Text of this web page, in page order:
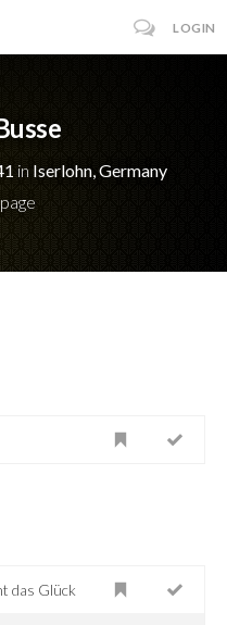
LOGIN
in Iserlohn, Germany
das Glück